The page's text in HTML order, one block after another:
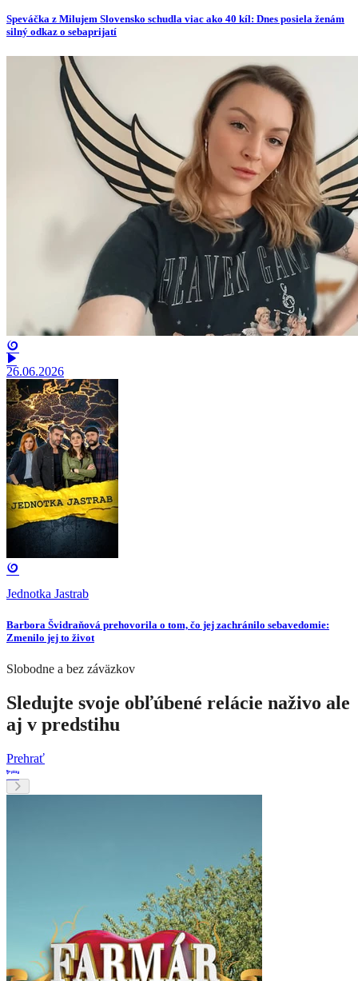
Speváčka z Milujem Slovensko schudla viac ako 40 kíl: Dnes posiela ženám
silný odkaz o sebaprijatí
26.06.2026
Jednotka Jastrab
Barbora Švidraňová prehovorila o tom, čo jej zachránilo sebavedomie:
Zmenilo jej to život
Slobodne a bez záväzkov
Sledujte svoje obľúbené relácie naživo ale
aj v predstihu
Prehrať